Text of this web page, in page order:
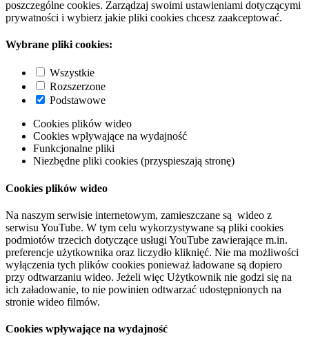
poszczególne cookies. Zarządzaj swoimi ustawieniami dotyczącymi
prywatności i wybierz jakie pliki cookies chcesz zaakceptować.
Wybrane pliki cookies:
Wszystkie
Rozszerzone
Podstawowe
Cookies plików wideo
Cookies wpływające na wydajność
Funkcjonalne pliki
Niezbędne pliki cookies (przyspieszają stronę)
Cookies plików wideo
Na naszym serwisie internetowym, zamieszczane są wideo z
serwisu YouTube. W tym celu wykorzystywane są pliki cookies
podmiotów trzecich dotyczące usługi YouTube zawierające m.in.
preferencje użytkownika oraz liczydło kliknięć. Nie ma możliwości
wyłączenia tych plików cookies ponieważ ładowane są dopiero
przy odtwarzaniu wideo. Jeżeli więc Użytkownik nie godzi się na
ich załadowanie, to nie powinien odtwarzać udostępnionych na
stronie wideo filmów.
Cookies wpływające na wydajność